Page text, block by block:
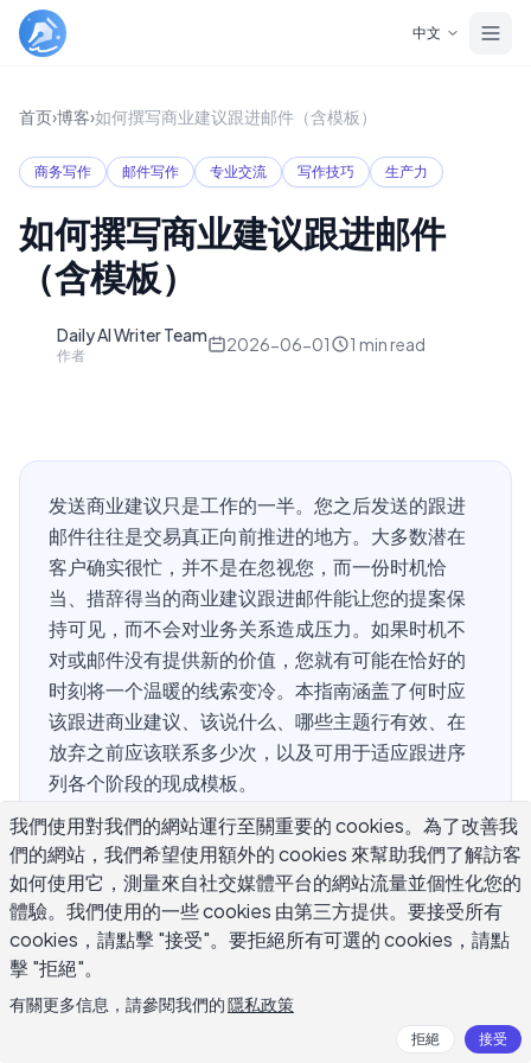
中文
首页›博客›如何撰写商业建议跟进邮件（含模板）
商务写作 邮件写作 专业交流 写作技巧 生产力
如何撰写商业建议跟进邮件
（含模板）
Daily AI Writer Team
作者
2026-06-01 1 min read
发送商业建议只是工作的一半。您之后发送的跟进
邮件往往是交易真正向前推进的地方。大多数潜在
客户确实很忙，并不是在忽视您，而一份时机恰
当、措辞得当的商业建议跟进邮件能让您的提案保
持可见，而不会对业务关系造成压力。如果时机不
对或邮件没有提供新的价值，您就有可能在恰好的
时刻将一个温暖的线索变冷。本指南涵盖了何时应
该跟进商业建议、该说什么、哪些主题行有效、在
放弃之前应该联系多少次，以及可用于适应跟进序
列各个阶段的现成模板。
何时应该跟进商业建议？
发送商业建议跟进邮件的速度取决于两个因素：潜在客户是
否给了您一个决策时间表，以及项目有多大。
如果潜在客户提到了他们回复的具体日期，就在那一天进行
我們使用對我們的網站運行至關重要的 cookies。為了改善我
們的網站，我們希望使用額外的 cookies 來幫助我們了解訪客
如何使用它，測量來自社交媒體平台的網站流量並個性化您的
體驗。我們使用的一些 cookies 由第三方提供。要接受所有
cookies，請點擊 "接受"。要拒絕所有可選的 cookies，請點
擊 "拒絕"。
有關更多信息，請參閱我們的隱私政策
拒絕 接受